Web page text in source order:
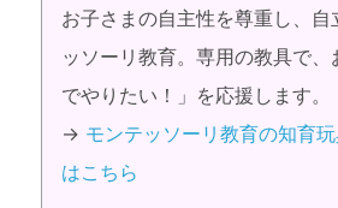
お子さまの自主性を尊重し、自
ッソーリ教育。専用の教具で
でやりたい！」を応援します。
→ モンテッソーリ教育の知育
はこちら